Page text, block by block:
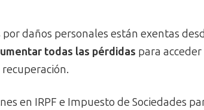
por daños personales están exentas
todas las pérdidas para
en IRPF e Impuesto de Sociedades